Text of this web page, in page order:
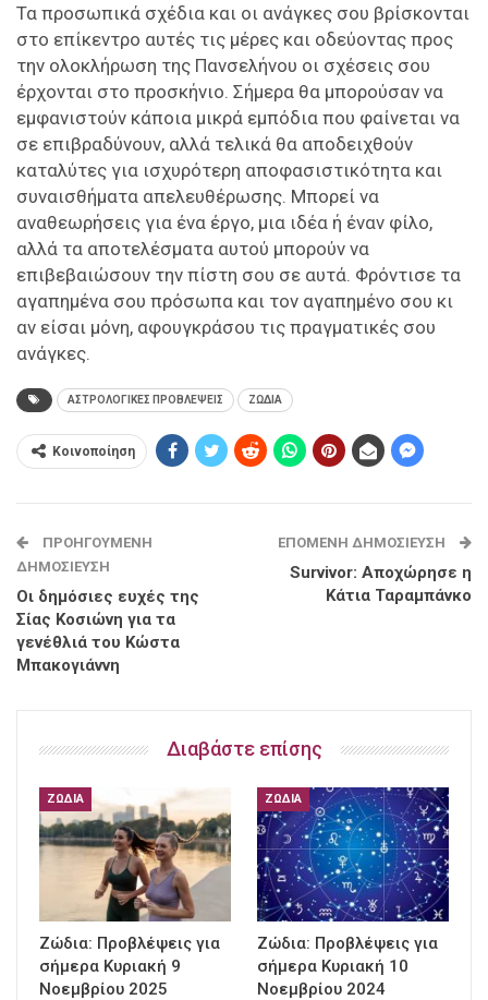
Τα προσωπικά σχέδια και οι ανάγκες σου βρίσκονται
στο επίκεντρο αυτές τις μέρες και οδεύοντας προς
την ολοκλήρωση της Πανσελήνου οι σχέσεις σου
έρχονται στο προσκήνιο. Σήμερα θα μπορούσαν να
εμφανιστούν κάποια μικρά εμπόδια που φαίνεται να
σε επιβραδύνουν, αλλά τελικά θα αποδειχθούν
καταλύτες για ισχυρότερη αποφασιστικότητα και
συναισθήματα απελευθέρωσης. Μπορεί να
αναθεωρήσεις για ένα έργο, μια ιδέα ή έναν φίλο,
αλλά τα αποτελέσματα αυτού μπορούν να
επιβεβαιώσουν την πίστη σου σε αυτά. Φρόντισε τα
αγαπημένα σου πρόσωπα και τον αγαπημένο σου κι
αν είσαι μόνη, αφουγκράσου τις πραγματικές σου
ανάγκες.
ΑΣΤΡΟΛΟΓΙΚΕΣ ΠΡΟΒΛΕΨΕΙΣ ΖΩΔΙΑ
Κοινοποίηση
ΠΡΟΗΓΟΎΜΕΝΗ
ΔΗΜΟΣΊΕΥΣΗ
Οι δημόσιες ευχές της
Σίας Κοσιώνη για τα
γενέθλιά του Κώστα
Μπακογιάννη
ΕΠΌΜΕΝΗ ΔΗΜΟΣΊΕΥΣΗ
Survivor: Αποχώρησε η
Κάτια Ταραμπάνκο
Διαβάστε επίσης
ΖΏΔΙΑ
Ζώδια: Προβλέψεις για
σήμερα Κυριακή 9
Νοεμβρίου 2025
ΖΏΔΙΑ
Ζώδια: Προβλέψεις για
σήμερα Κυριακή 10
Νοεμβρίου 2024